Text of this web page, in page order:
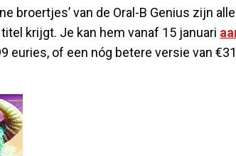
broertjes’ van de Oral-B Genius zijn
krijgt. Je kan hem vanaf 15 januari
euries, of een nóg betere versie van